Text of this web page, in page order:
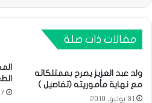
مقالات ذات صلة
ولد عبد العزيز يصرح بممتلكاته
مع نهاية مأموريته (تفاصيل )
31 يوليو، 2019
7 يونيو، 2023